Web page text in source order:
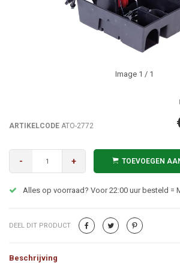
Image 1 / 1
ARTIKELCODE ATO-2772
- + TOEVOEGEN
Alles op voorraad? Voor 22:00 uur besteld =
DEEL DIT PRODUCT
Beschrijving